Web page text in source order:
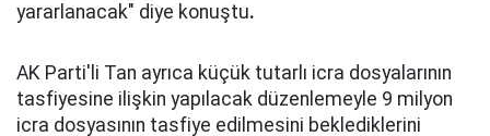
yararlanacak" diye konuştu.
AK Parti'li Tan ayrıca küçük tutarlı icra dosyalarının
tasfiyesine ilişkin yapılacak düzenlemeyle 9 milyon
icra dosyasının tasfiye edilmesini beklediklerini